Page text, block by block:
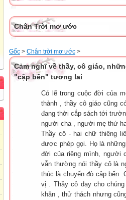
Chân Trời mơ ước
Gốc > Chân trời mơ ước >
Cảm nghĩ về thầy, cô giáo,
"cập bến" tương lai
Có lẽ trong cuộc đời của
thành , thầy cô giáo cũng
đang thời cắp sách tới
người cha , người mẹ thứ
Thầy cô - hai chữ thiêng
được phép gọi. Họ là
đời của riêng mình, người
vẫn thường nói thầy cô là
thúc là chuyến đò cập bến
vị . Thầy cô dạy cho
khăn , thử thách nhưng